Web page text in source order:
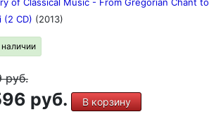
(2 CD) (2013)
наличии
руб.
руб. В корзину